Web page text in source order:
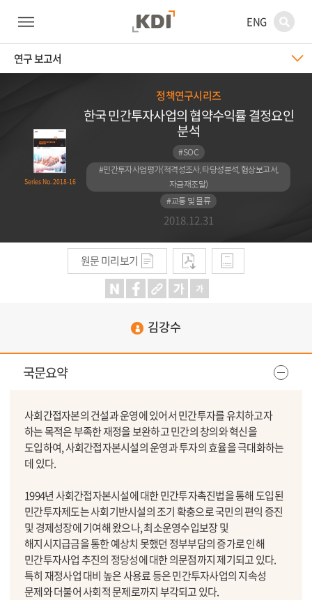
ENG
연구 보고서
Series No. 2018-16
정책연구시리즈
한국 민간투자사업의 협약수익률 결정요인
분석
#SOC
#민간투자사업평가(적격성조사, 타당성분석, 협상보고서,
자금재조달)
#교통 및 물류
2018.12.31
원문 미리보기
김강수
국문요약
사회간접자본의 건설과 운영에 있어서 민간투자를 유치하고자
하는 목적은 부족한 재정을 보완하고 민간의 창의와 혁신을
도입하여, 사회간접자본시설의 운영과 투자의 효율을 극대화하는
데 있다.
1994년 사회간접자본시설에 대한 민간투자촉진법을 통해 도입된
민간투자제도는 사회기반시설의 조기 확충으로 국민의 편익 증진
및 경제성장에 기여해 왔으나, 최소운영수입보장 및
해지시지급금을 통한 예상치 못했던 정부부담의 증가로 인해
민간투자사업 추진의 정당성에 대한 의문점까지 제기되고 있다.
특히 재정사업 대비 높은 사용료 등은 민간투자사업의 지속성
문제와 더불어 사회적 문제로까지 부각되고 있다.